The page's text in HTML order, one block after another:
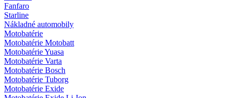
Fanfaro
Starline
Nákladné automobily
Motobatérie
Motobatérie Motobatt
Motobatérie Yuasa
Motobatérie Varta
Motobatérie Bosch
Motobatérie Tuborg
Motobatérie Exide